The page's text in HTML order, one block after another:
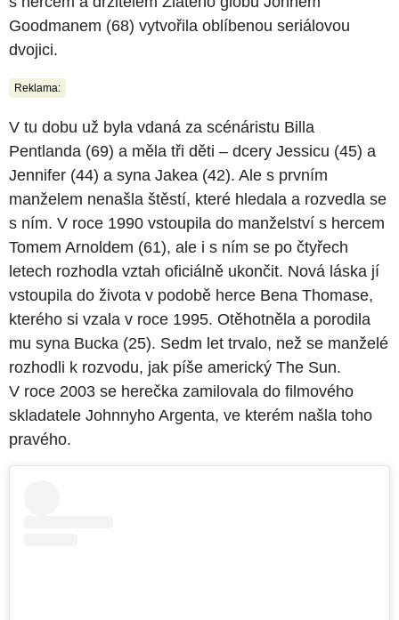
Goodmanem (68) vytvořila oblíbenou seriálovou
dvojici.
Reklama:
V tu dobu už byla vdaná za scénáristu Billa
Pentlanda (69) a měla tři děti – dcery Jessicu (45) a
Jennifer (44) a syna Jakea (42). Ale s prvním
manželem nenašla štěstí, které hledala a rozvedla se
s ním. V roce 1990 vstoupila do manželství s hercem
Tomem Arnoldem (61), ale i s ním se po čtyřech
letech rozhodla vztah oficiálně ukončit. Nová láska jí
vstoupila do života v podobě herce Bena Thomase,
kterého si vzala v roce 1995. Otěhotněla a porodila
mu syna Bucka (25). Sedm let trvalo, než se manželé
rozhodli k rozvodu, jak píše americký The Sun.
V roce 2003 se herečka zamilovala do filmového
skladatele Johnnyho Argenta, ve kterém našla toho
pravého.